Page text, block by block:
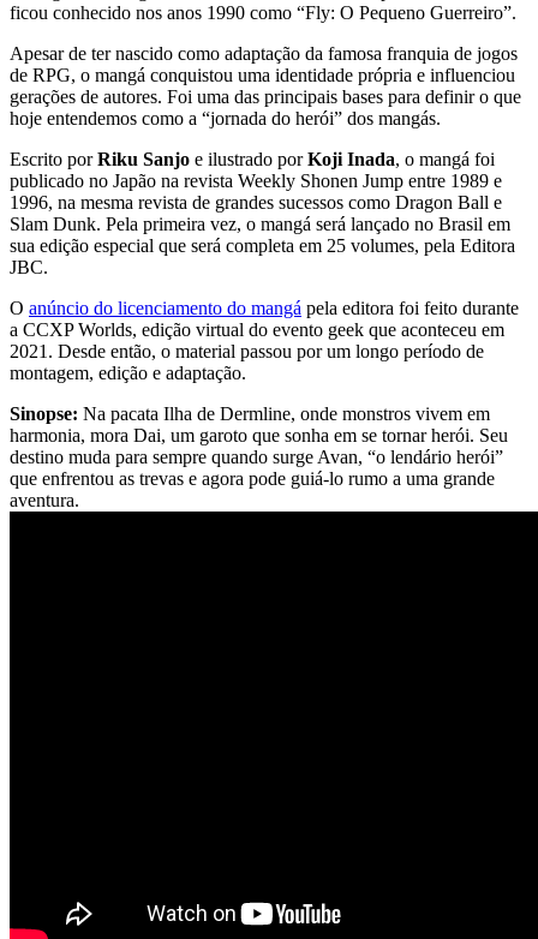
ficou conhecido nos anos 1990 como “Fly: O Pequeno Guerreiro”.
Apesar de ter nascido como adaptação da famosa franquia de jogos
de RPG, o mangá conquistou uma identidade própria e influenciou
gerações de autores. Foi uma das principais bases para definir o que
hoje entendemos como a “jornada do herói” dos mangás.
Escrito porRiku Sanjo e ilustrado porKoji Inada, o mangá foi
publicado no Japão na revista Weekly Shonen Jump entre 1989 e
1996, na mesma revista de grandes sucessos como Dragon Ball e
Slam Dunk. Pela primeira vez, o mangá será lançado no Brasil em
sua edição especial que será completa em 25 volumes, pela Editora
JBC.
O anúncio do licenciamento do mangá pela editora foi feito durante
a CCXP Worlds, edição virtual do evento geek que aconteceu em
2021. Desde então, o material passou por um longo período de
montagem, edição e adaptação.
Sinopse: Na pacata Ilha de Dermline, onde monstros vivem em
harmonia, mora Dai, um garoto que sonha em se tornar herói. Seu
destino muda para sempre quando surge Avan, “o lendário herói”
que enfrentou as trevas e agora pode guiá-lo rumo a uma grande
aventura.